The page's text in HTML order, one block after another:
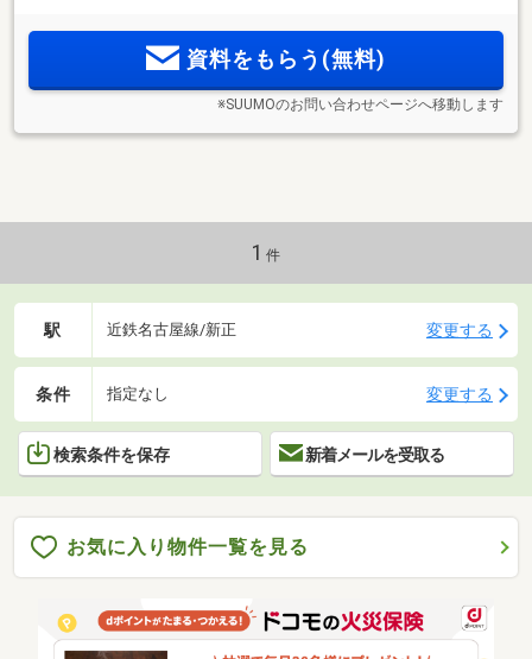
新築分譲マンション誕生。月々6万円台～／頭金0円・ボーナ
ス時加算額5万円台（先着順）資料をもらう(無料)
※SUUMOのお問い合わせページへ移動します
1 件
駅 近鉄名古屋線/新正 変更する
条件 指定なし 変更する
検索条件を保存 新着メールを受取る
お気に入り物件一覧を見る